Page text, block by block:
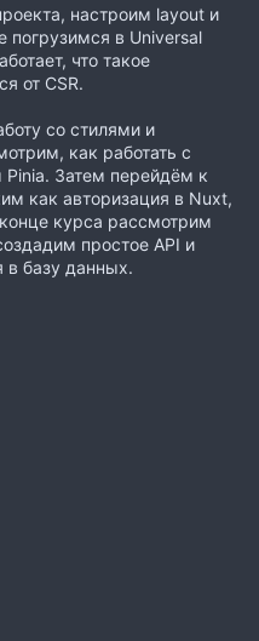
настроим layout и
погрузимся в Universal
что такое
от CSR.
со стилями и
как работать с
Затем перейдём к
как авторизация в Nuxt,
курса рассмотрим
простое API и
в базу данных.